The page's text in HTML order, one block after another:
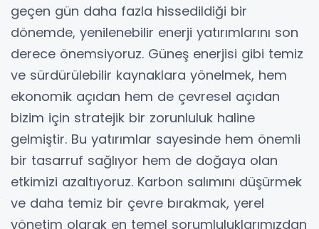
geçen gün daha fazla hissedildiği bir
dönemde, yenilenebilir enerji yatırımlarını son
derece önemsiyoruz. Güneş enerjisi gibi temiz
ve sürdürülebilir kaynaklara yönelmek, hem
ekonomik açıdan hem de çevresel açıdan
bizim için stratejik bir zorunluluk haline
gelmiştir. Bu yatırımlar sayesinde hem önemli
bir tasarruf sağlıyor hem de doğaya olan
etkimizi azaltıyoruz. Karbon salımını düşürmek
ve daha temiz bir çevre bırakmak, yerel
yönetim olarak en temel sorumluluklarımızdan